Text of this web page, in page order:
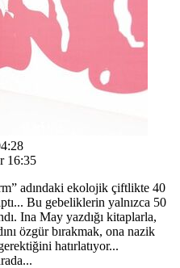
16:35
adındaki ekolojik çiftlikte 40
Bu gebeliklerin yalnızca 50
Ina May yazdığı kitaplarla,
özgür bırakmak, ona nazik
hatırlatıyor...